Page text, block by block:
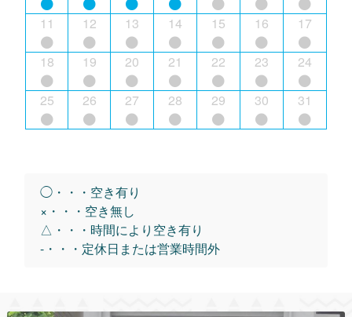
11 12 13 14 15 16 17
18 19 20 21 22 23 24
25 26 27 28 29 30 31
◯・・・空き有り
×・・・空き無し
△・・・時間により空き有り
-・・・定休日または営業時間外